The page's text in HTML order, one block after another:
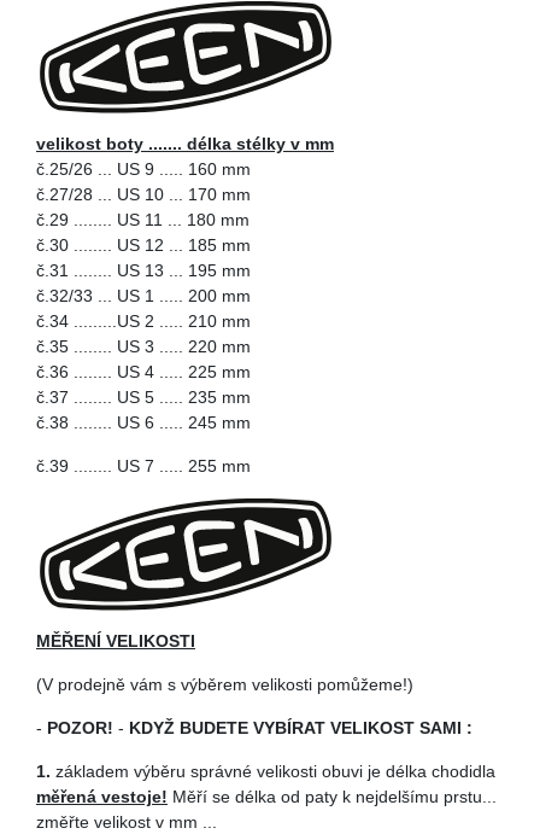
velikost boty ....... délka stélky v mm
č.25/26 ... US 9 ..... 160 mm
č.27/28 ... US 10 ... 170 mm
č.29 ........ US 11 ... 180 mm
č.30 ........ US 12 ... 185 mm
č.31 ........ US 13 ... 195 mm
č.32/33 ... US 1 ..... 200 mm
č.34 .........US 2 ..... 210 mm
č.35 ........ US 3 ..... 220 mm
č.36 ........ US 4 ..... 225 mm
č.37 ........ US 5 ..... 235 mm
č.38 ........ US 6 ..... 245 mm
č.39 ........ US 7 ..... 255 mm
MĚŘENÍ VELIKOSTI
(V prodejně vám s výběrem velikosti pomůžeme!)
- POZOR! - KDYŽ BUDETE VYBÍRAT VELIKOST SAMI :
1. základem výběru správné velikosti obuvi je délka chodidla
měřená vestoje! Měří se délka od paty k nejdelšímu prstu...
změřte velikost v mm ...